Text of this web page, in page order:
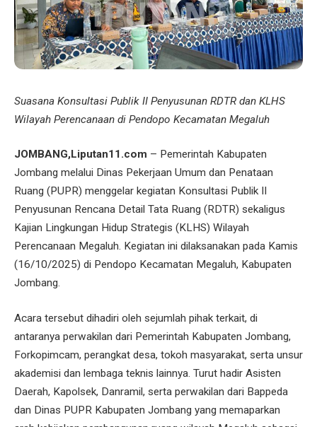
Suasana Konsultasi Publik II Penyusunan RDTR dan KLHS
Wilayah Perencanaan di Pendopo Kecamatan Megaluh
JOMBANG,Liputan11.com – Pemerintah Kabupaten
Jombang melalui Dinas Pekerjaan Umum dan Penataan
Ruang (PUPR) menggelar kegiatan Konsultasi Publik II
Penyusunan Rencana Detail Tata Ruang (RDTR) sekaligus
Kajian Lingkungan Hidup Strategis (KLHS) Wilayah
Perencanaan Megaluh. Kegiatan ini dilaksanakan pada Kamis
(16/10/2025) di Pendopo Kecamatan Megaluh, Kabupaten
Jombang.
Acara tersebut dihadiri oleh sejumlah pihak terkait, di
antaranya perwakilan dari Pemerintah Kabupaten Jombang,
Forkopimcam, perangkat desa, tokoh masyarakat, serta unsur
akademisi dan lembaga teknis lainnya. Turut hadir Asisten
Daerah, Kapolsek, Danramil, serta perwakilan dari Bappeda
dan Dinas PUPR Kabupaten Jombang yang memaparkan